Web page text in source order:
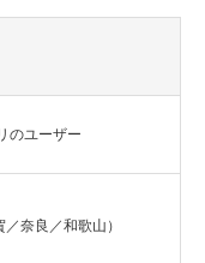
のユーザー
奈良／和歌山）